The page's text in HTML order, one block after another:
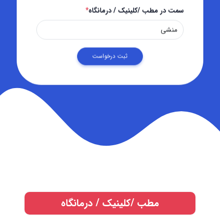
سمت در مطب /کلینیک / درمانگاه*
ثبت درخواست
مطب /کلینیک / درمانگاه